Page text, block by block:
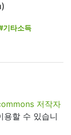
기타소득
저작자
용할 수 있습니